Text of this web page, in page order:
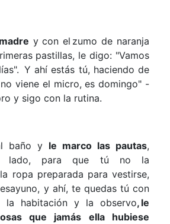
y con el zumo de naranja
pastillas, le digo: "Vamos
Y ahí estás tú, haciendo de
viene el micro, es domingo" -
y sigo con la rutina.
baño y le marco las pautas,
lado, para que tú no la
ropa preparada para vestirse,
y ahí, te quedas tú con
la habitación y la observo, le
que jamás ella hubiese